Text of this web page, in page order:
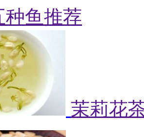
种鱼推荐
茉莉花